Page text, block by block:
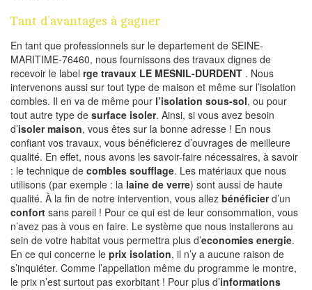
Tant d’avantages à gagner
En tant que professionnels sur le departement de SEINE-
MARITIME-76460, nous fournissons des travaux dignes de
recevoir le label rge travaux LE MESNIL-DURDENT . Nous
intervenons aussi sur tout type de maison et même sur l’isolation
combles. Il en va de même pour l’isolation sous-sol, ou pour
tout autre type de surface isoler. Ainsi, si vous avez besoin
d’isoler maison, vous êtes sur la bonne adresse ! En nous
confiant vos travaux, vous bénéficierez d’ouvrages de meilleure
qualité. En effet, nous avons les savoir-faire nécessaires, à savoir
: le technique de combles soufflage. Les matériaux que nous
utilisons (par exemple : la laine de verre) sont aussi de haute
qualité. À la fin de notre intervention, vous allez bénéficierd’un
confort sans pareil ! Pour ce qui est de leur consommation, vous
n’avez pas à vous en faire. Le système que nous installerons au
sein de votre habitat vous permettra plus d’economies energie.
En ce qui concerne le prix isolation, il n’y a aucune raison de
s’inquiéter. Comme l’appellation même du programme le montre,
le prix n’est surtout pas exorbitant ! Pour plus d’informations